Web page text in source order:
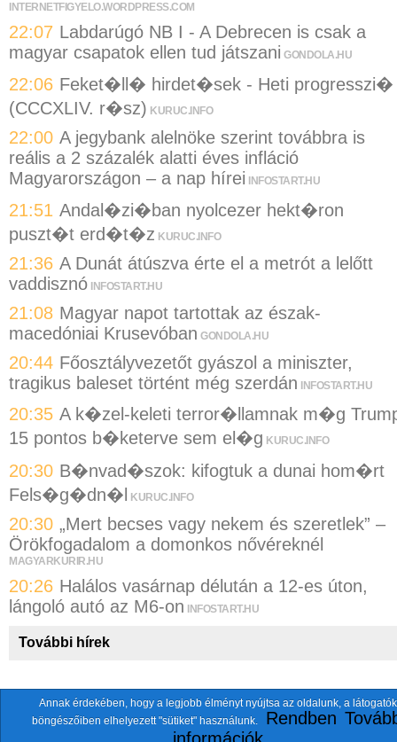
INTERNETFIGYELO.WORDPRESS.COM
22:07 Labdarúgó NB I - A Debrecen is csak a
magyar csapatok ellen tud játszani GONDOLA.HU
22:06 Feket�ll� hirdet�sek - Heti progresszi�
(CCCXLIV. r�sz) KURUC.INFO
22:00 A jegybank alelnöke szerint továbbra is
reális a 2 százalék alatti éves infláció
Magyarországon – a nap hírei
INFOSTART.HU
21:51 Andal�zi�ban nyolcezer hekt�ron
puszt�t erd�t�z KURUC.INFO
21:36 A Dunát átúszva érte el a metrót a lelőtt
vaddisznó INFOSTART.HU
21:08 Magyar napot tartottak az észak-
macedóniai Krusevóban GONDOLA.HU
20:44 Főosztályvezetőt gyászol a miniszter,
tragikus baleset történt még szerdán INFOSTART.HU
20:35 A k�zel-keleti terror�llamnak m�g
15 pontos b�keterve sem el�g KURUC.INFO
20:30 B�nvad�szok: kifogtuk a dunai hom�rt
Fels�g�dn�l
KURUC.INFO
20:30 „Mert becses vagy nekem és szeretlek” –
Örökfogadalom a domonkos nővéreknél
MAGYARKURIR.HU
20:26 Halálos vasárnap délután a 12-es úton,
lángoló autó az M6-on
INFOSTART.HU
További hírek
A fentiekkel együtt összesen 118 oldalt
szemlézünk.
© 2026 Nemzeti.net - E-mail: ten.itezmen@itezmen
Annak érdekében, hogy a legjobb élményt nyújtsa az oldalunk, a látogatók
böngészőiben elhelyezett "sütiket" használunk.
Rendben